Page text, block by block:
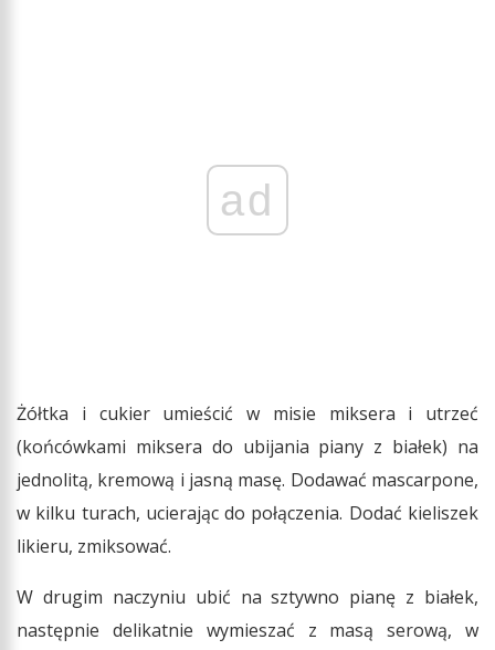
ad
Żółtka i cukier umieścić w misie miksera i utrzeć
(końcówkami miksera do ubijania piany z białek) na
jednolitą, kremową i jasną masę. Dodawać mascarpone,
w kilku turach, ucierając do połączenia. Dodać kieliszek
likieru, zmiksować.
W drugim naczyniu ubić na sztywno pianę z białek,
następnie delikatnie wymieszać z masą serową, w